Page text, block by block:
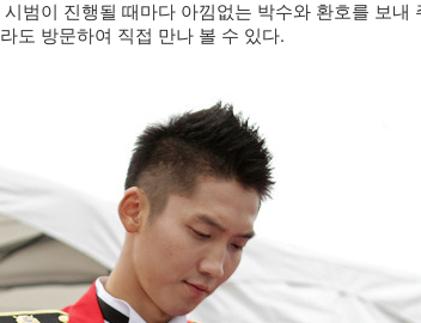
범이 진행될 때마다 아낌없는 박수와 환호를 보내
도 방문하여 직접 만나 볼 수 있다.